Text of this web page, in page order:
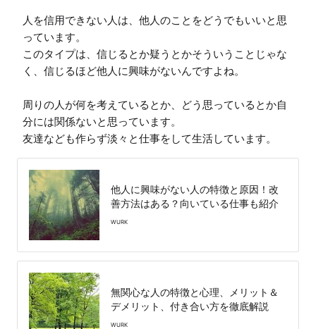
人を信用できない人は、他人のことをどうでもいいと思
っています。
このタイプは、信じるとか疑うとかそういうことじゃな
く、信じるほど他人に興味がないんですよね。
周りの人が何を考えているとか、どう思っているとか自
分には関係ないと思っています。
友達なども作らず淡々と仕事をして生活しています。
他人に興味がない人の特徴と原因！改
善方法はある？向いている仕事も紹介
WURK
無関心な人の特徴と心理、メリット＆
デメリット、付き合い方を徹底解説
WURK